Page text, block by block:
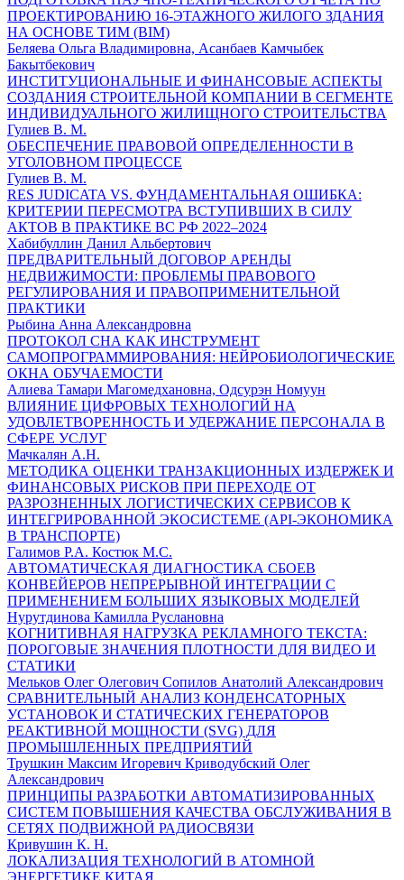
ПРОЕКТИРОВАНИЮ 16-ЭТАЖНОГО ЖИЛОГО ЗДАНИЯ
НА ОСНОВЕ ТИМ (BIM)
Беляева Ольга Владимировна, Асанбаев Камчыбек
Бакытбекович
ИНСТИТУЦИОНАЛЬНЫЕ И ФИНАНСОВЫЕ АСПЕКТЫ
СОЗДАНИЯ СТРОИТЕЛЬНОЙ КОМПАНИИ В СЕГМЕНТЕ
ИНДИВИДУАЛЬНОГО ЖИЛИЩНОГО СТРОИТЕЛЬСТВА
Гулиев В. М.
ОБЕСПЕЧЕНИЕ ПРАВОВОЙ ОПРЕДЕЛЕННОСТИ В
УГОЛОВНОМ ПРОЦЕССЕ
Гулиев В. М.
RES JUDICATA VS. ФУНДАМЕНТАЛЬНАЯ ОШИБКА:
КРИТЕРИИ ПЕРЕСМОТРА ВСТУПИВШИХ В СИЛУ
АКТОВ В ПРАКТИКЕ ВС РФ 2022–2024
Хабибуллин Данил Альбертович
ПРЕДВАРИТЕЛЬНЫЙ ДОГОВОР АРЕНДЫ
НЕДВИЖИМОСТИ: ПРОБЛЕМЫ ПРАВОВОГО
РЕГУЛИРОВАНИЯ И ПРАВОПРИМЕНИТЕЛЬНОЙ
ПРАКТИКИ
Рыбина Анна Александровна
ПРОТОКОЛ СНА КАК ИНСТРУМЕНТ
САМОПРОГРАММИРОВАНИЯ: НЕЙРОБИОЛОГИЧЕСКИЕ
ОКНА ОБУЧАЕМОСТИ
Алиева Тамари Магомедхановна, Одсурэн Номуун
ВЛИЯНИЕ ЦИФРОВЫХ ТЕХНОЛОГИЙ НА
УДОВЛЕТВОРЕННОСТЬ И УДЕРЖАНИЕ ПЕРСОНАЛА В
СФЕРЕ УСЛУГ
Мачкалян А.Н.
МЕТОДИКА ОЦЕНКИ ТРАНЗАКЦИОННЫХ ИЗДЕРЖЕК И
ФИНАНСОВЫХ РИСКОВ ПРИ ПЕРЕХОДЕ ОТ
РАЗРОЗНЕННЫХ ЛОГИСТИЧЕСКИХ СЕРВИСОВ К
ИНТЕГРИРОВАННОЙ ЭКОСИСТЕМЕ (API-ЭКОНОМИКА
В ТРАНСПОРТЕ)
Галимов Р.А. Костюк М.С.
АВТОМАТИЧЕСКАЯ ДИАГНОСТИКА СБОЕВ
КОНВЕЙЕРОВ НЕПРЕРЫВНОЙ ИНТЕГРАЦИИ С
ПРИМЕНЕНИЕМ БОЛЬШИХ ЯЗЫКОВЫХ МОДЕЛЕЙ
Нурутдинова Камилла Руслановна
КОГНИТИВНАЯ НАГРУЗКА РЕКЛАМНОГО ТЕКСТА:
ПОРОГОВЫЕ ЗНАЧЕНИЯ ПЛОТНОСТИ ДЛЯ ВИДЕО И
СТАТИКИ
Мельков Олег Олегович Сопилов Анатолий Александрович
СРАВНИТЕЛЬНЫЙ АНАЛИЗ КОНДЕНСАТОРНЫХ
УСТАНОВОК И СТАТИЧЕСКИХ ГЕНЕРАТОРОВ
РЕАКТИВНОЙ МОЩНОСТИ (SVG) ДЛЯ
ПРОМЫШЛЕННЫХ ПРЕДПРИЯТИЙ
Трушкин Максим Игоревич Криводубский Олег
Александрович
ПРИНЦИПЫ РАЗРАБОТКИ АВТОМАТИЗИРОВАННЫХ
СИСТЕМ ПОВЫШЕНИЯ КАЧЕСТВА ОБСЛУЖИВАНИЯ В
СЕТЯХ ПОДВИЖНОЙ РАДИОСВЯЗИ
Кривушин К. Н.
ЛОКАЛИЗАЦИЯ ТЕХНОЛОГИЙ В АТОМНОЙ
ЭНЕРГЕТИКЕ КИТАЯ